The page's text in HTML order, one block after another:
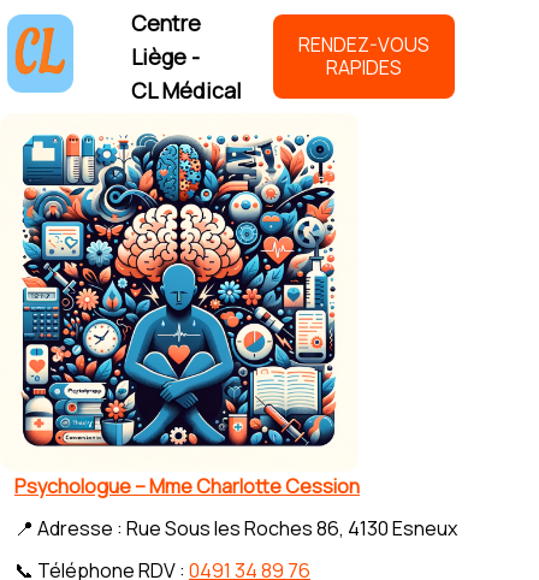
Centre
Liège -
CL Médical
RENDEZ-VOUS
RAPIDES
Psychologue – Mme Charlotte Cession
📍 Adresse : Rue Sous les Roches 86, 4130 Esneux
📞 Téléphone RDV : 0491 34 89 76